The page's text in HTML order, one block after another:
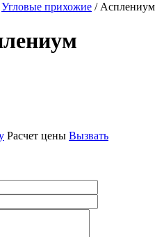
Угловые прихожие / Асплениум
Расчет цены Вызвать